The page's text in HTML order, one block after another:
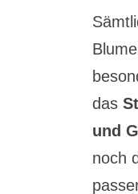
das
und
noch